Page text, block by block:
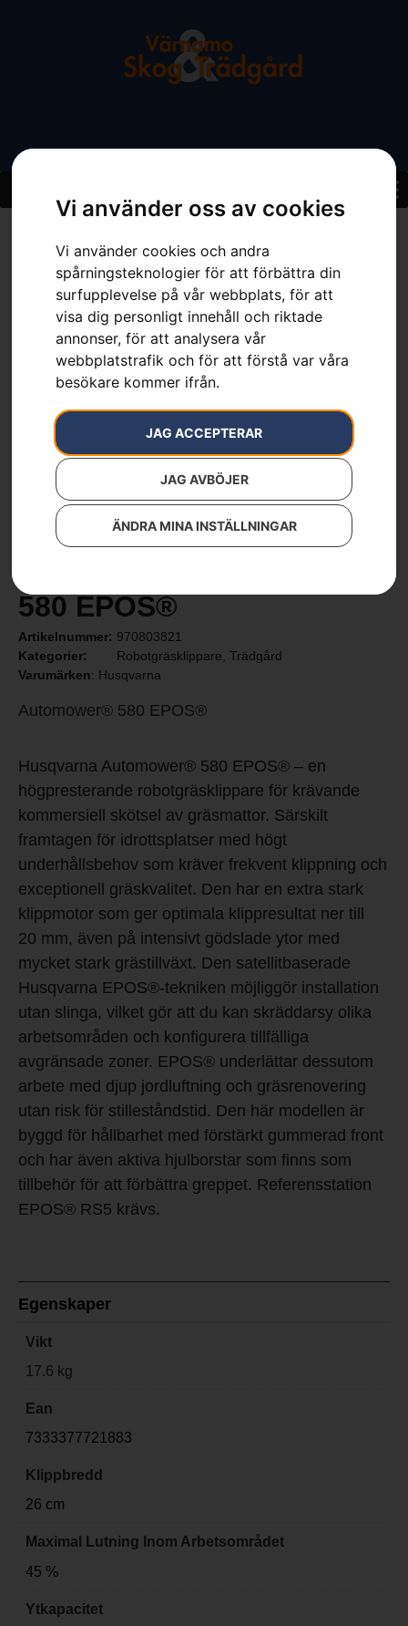
Vi använder oss av cookies
Vi använder cookies och andra
spårningsteknologier för att förbättra din
surfupplevelse på vår webbplats, för att
visa dig personligt innehåll och riktade
annonser, för att analysera vår
webbplatstrafik och för att förstå var våra
besökare kommer ifrån.
JAG ACCEPTERAR
JAG AVBÖJER
ÄNDRA MINA INSTÄLLNINGAR
580 EPOS®
Artikelnummer: 970803821
Kategorier:
Robotgräsklippare, Trädgård
Varumärken: Husqvarna
Automower® 580 EPOS®
Husqvarna Automower® 580 EPOS® – en
högpresterande robotgräsklippare för krävande
kommersiell skötsel av gräsmattor. Särskilt
framtagen för idrottsplatser med högt
underhållsbehov som kräver frekvent klippning och
exceptionell gräskvalitet. Den har en extra stark
klippmotor som ger optimala klippresultat ner till
20 mm, även på intensivt gödslade ytor med
mycket stark grästillväxt. Den satellitbaserade
Husqvarna EPOS®-tekniken möjliggör installation
utan slinga, vilket gör att du kan skräddarsy olika
arbetsområden och konfigurera tillfälliga
avgränsade zoner. EPOS® underlättar dessutom
arbete med djup jordluftning och gräsrenovering
utan risk för stilleståndstid. Den här modellen är
byggd för hållbarhet med förstärkt gummerad front
och har även aktiva hjulborstar som finns som
tillbehör för att förbättra greppet. Referensstation
EPOS® RS5 krävs.
Egenskaper
Vikt
17.6 kg
Ean
7333377721883
Klippbredd
26 cm
Maximal Lutning Inom Arbetsområdet
45 %
Ytkapacitet